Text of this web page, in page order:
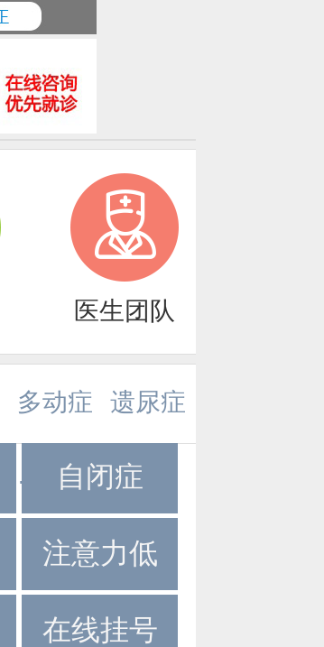
医生团队
多动症
·
遗尿症
自闭症
注意力低
在线挂号